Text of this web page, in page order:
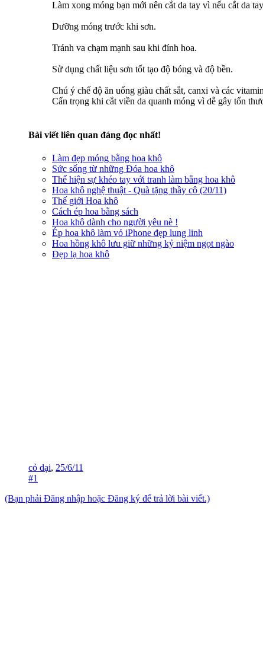
Làm xong móng bạn mới nên cắt da tay vì nếu cắt da
Dưỡng móng trước khi sơn.
Tránh va chạm mạnh sau khi đính hoa.
Sử dụng chất liệu sơn tốt tạo độ bóng và độ bền.
Chú ý chế độ ăn uống giàu chất sắt, canxi và các
Cẩn trọng khi cắt viền da quanh móng vì dễ gây tổn
Bài viết liên quan đáng đọc nhất!
Làm đẹp móng bằng hoa khô
Sức sống từ những Đóa hoa khô
Thể hiện sự khéo tay với tranh làm bằng hoa khô
Hoa khô nghệ thuật - Quà tặng thầy cô (20/11)
Thế giới Hoa khô
Cách ép hoa bằng sách
Hoa khô dành cho người yêu nè !
Ép hoa khô làm vỏ iPhone đẹp lung linh
Hoa hồng khô lưu giữ những kỷ niệm ngọt ngào
Đẹp lạ hoa khô
cỏ dại, 25/6/11
#1
(Bạn phải Đăng nhập hoặc Đăng ký để trả lời bài viết.)